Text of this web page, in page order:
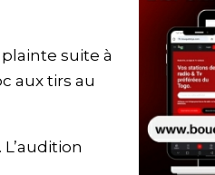
suite à
aux tirs au